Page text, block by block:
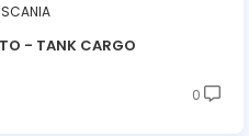
SCANIA
- TANK CARGO
0